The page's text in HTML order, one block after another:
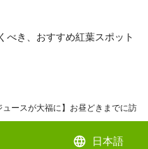
べき、おすすめ紅葉スポット
ュースが大福に】お昼どきまでに訪
language 日本語